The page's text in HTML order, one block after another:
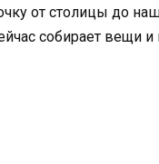
от столицы до
собирает вещи